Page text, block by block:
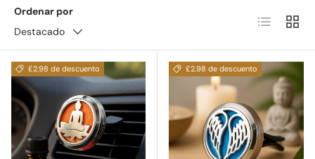
Ordenar por
Destacado
Lista
£2.98 de descuento £2.98 de descuento